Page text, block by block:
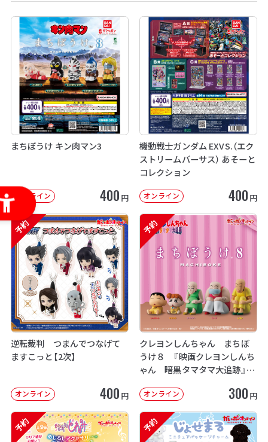
まちぼうけ キン肉マン3
オンライン 400 円
機動戦士ガンダム EXVS.（エク
ストリームバーサス） あそーと
コレクション
オンライン 400 円
予約
逆転裁判 つまんでつなげて
ますこっと【2次】
オンライン 400 円
予約
クレヨンしんちゃん まちぼ
うけ８ 『映画クレヨンしんち
ゃん 暗黒タマタマ大追跡』【2
オンライン 300 円
予約 予約